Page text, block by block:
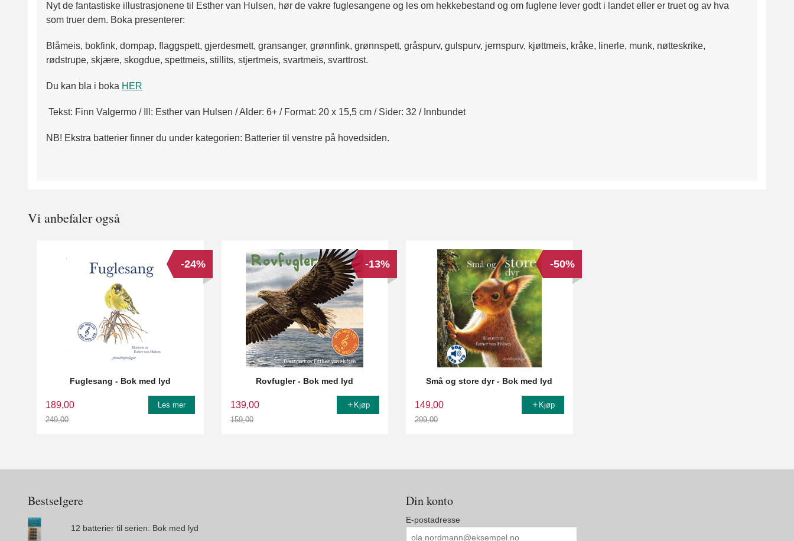
Nyt de fantastiske illustrasjonene til Esther van Hulsen, hør de vakre fuglesangene og les om hekkebestand og om fuglene lever godt i landet eller er truet og av hva
som truer dem. Boka presenterer:
Blåmeis, bokfink, dompap, flaggspett, gjerdesmett, gransanger, grønnfink, grønnspett, gråspurv, gulspurv, jernspurv, kjøttmeis, kråke, linerle, munk, nøtteskrike,
rødstrupe, skjære, skogdue, spettmeis, stillits, stjertmeis, svartmeis, svarttrost.
Du kan bla i boka HER
Tekst: Finn Valgermo / Ill: Esther van Hulsen / Alder: 6+ / Format: 20 x 15,5 cm / Sider: 32 / Innbundet
NB! Ekstra batterier finner du under kategorien: Batterier til venstre på hovedsiden.
Vi anbefaler også
Fuglesang - Bok med lyd
189,00
249,00
-24%
Les mer
Rovfugler - Bok med lyd
139,00
159,00
-13%
Kjøp
Små og store dyr - Bok med lyd
149,00
299,00
-50%
Kjøp
Bestselgere
12 batterier til serien: Bok med lyd
Din konto
E-postadresse